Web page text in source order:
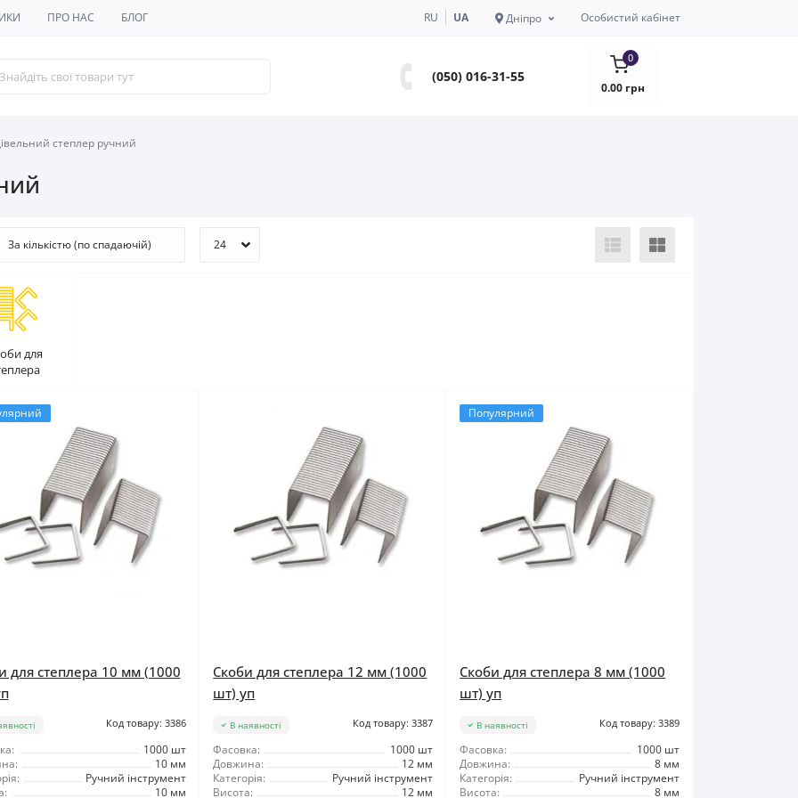
ПРО НАС БЛОГ RU UA Дніпро Особистий кабінет
(050) 016-31-55
0
0.00 грн
степлер ручний
для
для степлера 10 мм (1000
Код товару: 3386
1000 шт
10 мм
Ручний інструмент
10 мм
Скоби для степлера 12 мм (1000
шт) уп
В наявності Код товару: 3387
Фасовка:
1000 шт
Довжина:
12 мм
Категорія:
Ручний інструмент
Висота:
12 мм
Популярний
Скоби для степлера 8 мм (1000
шт) уп
В наявності Код товару: 3389
Фасовка:
1000 шт
Довжина:
8 мм
Категорія:
Ручний інструмент
Висота:
8 мм